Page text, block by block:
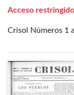
Acceso
Crisol Números 1